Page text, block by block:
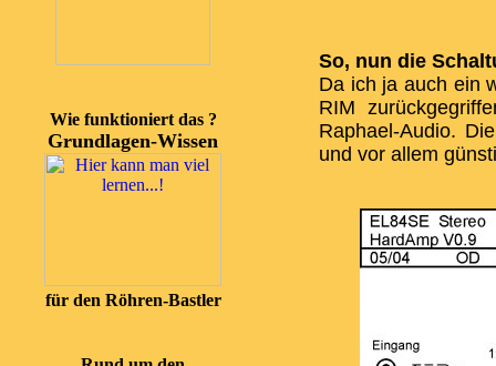
Wie funktioniert das ?
Grundlagen-Wissen
für den Röhren-Bastler
So, nun die
Da ich ja auch ein
RIM
Raphael-Audio.
und vor allem